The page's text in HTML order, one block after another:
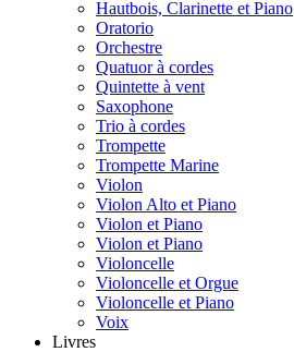
Hautbois, Clarinette et Piano
Oratorio
Orchestre
Quatuor à cordes
Quintette à vent
Saxophone
Trio à cordes
Trompette
Trompette Marine
Violon
Violon Alto et Piano
Violon et Piano
Violon et Piano
Violoncelle
Violoncelle et Orgue
Violoncelle et Piano
Voix
Livres